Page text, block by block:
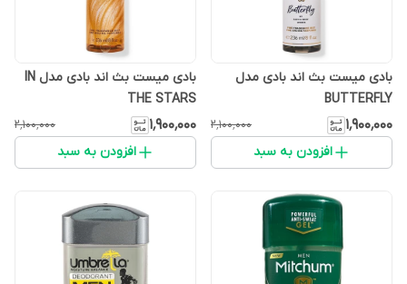
بادی میست بث اند بادی مدل
BUTTERFLY
۱٬۹۰۰٬۰۰۰ ۲٬۱۰۰٬۰۰۰
افزودن به سبد
بادی میست بث اند بادی مدل IN
THE STARS
۱٬۹۰۰٬۰۰۰ ۲٬۱۰۰٬۰۰۰
افزودن به سبد